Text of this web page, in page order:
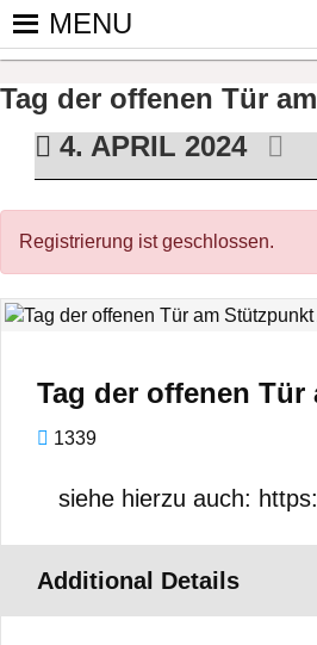
Skip
ist der bundesweite
Tischtennis –
MENU
Tag der offenen Tür
4. APRIL 2024
Registrierung ist geschlossen.
Tag der offenen
1339
siehe hierzu auch:
Additional Details